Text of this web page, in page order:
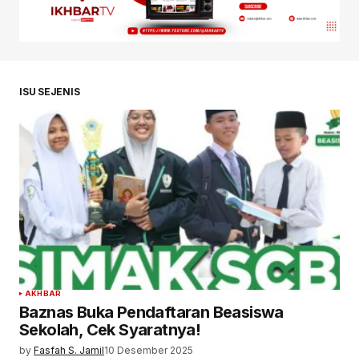
ISU SEJENIS
AKHBAR
Baznas Buka Pendaftaran Beasiswa
Sekolah, Cek Syaratnya!
by Fasfah S. Jamil10 Desember 2025